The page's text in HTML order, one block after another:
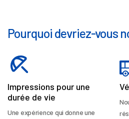
Pourquoi devriez-vous
Impressions pour une
durée de vie
Une expérience qui donne une